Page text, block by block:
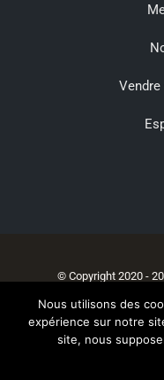
© Copyright 2020 -
Nous utilisons des
expérience sur notre
site, nous